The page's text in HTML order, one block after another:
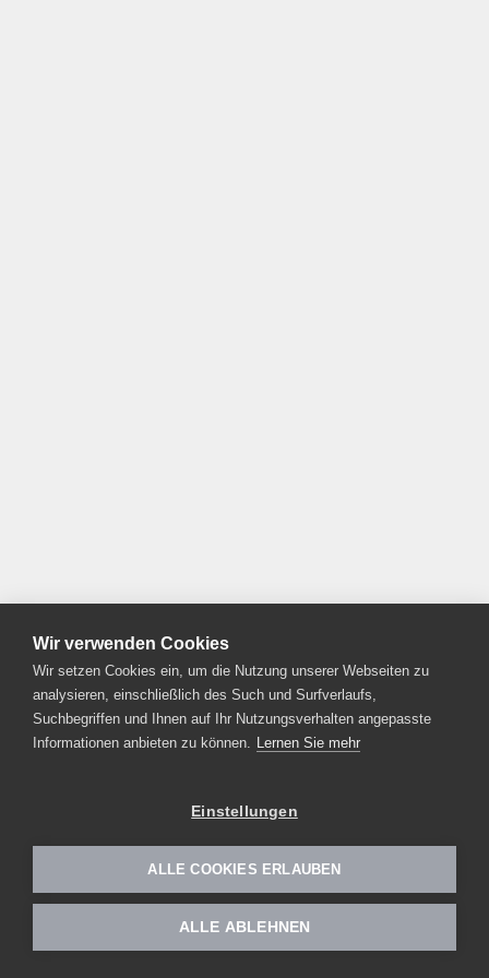
Wir verwenden Cookies
Wir setzen Cookies ein, um die Nutzung unserer Webseiten zu
analysieren, einschließlich des Such und Surfverlaufs,
Suchbegriffen und Ihnen auf Ihr Nutzungsverhalten angepasste
Informationen anbieten zu können. Lernen Sie mehr
Einstellungen
ALLE COOKIES ERLAUBEN
ALLE ABLEHNEN